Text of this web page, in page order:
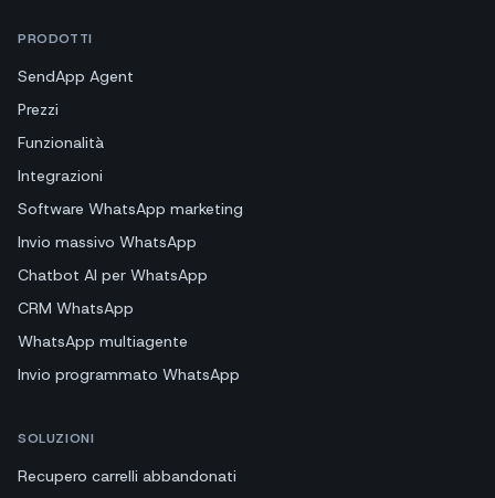
PRODOTTI
SendApp Agent
Prezzi
Funzionalità
Integrazioni
Software WhatsApp marketing
Invio massivo WhatsApp
Chatbot AI per WhatsApp
CRM WhatsApp
WhatsApp multiagente
Invio programmato WhatsApp
SOLUZIONI
Recupero carrelli abbandonati